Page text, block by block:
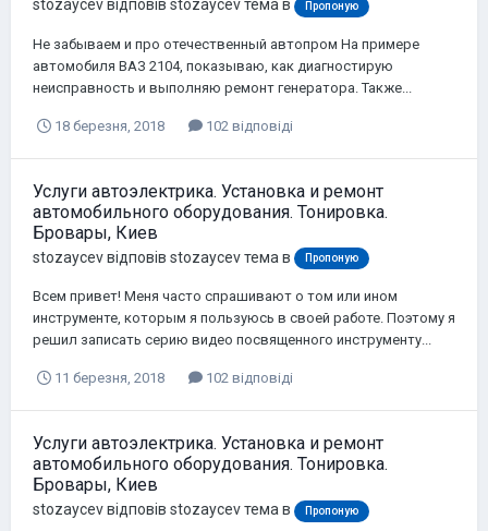
stozaycevвідповів stozaycevтема в Пропоную
Не забываем и про отечественный автопром На примере
автомобиля ВАЗ 2104, показываю, как диагностирую
неисправность и выполняю ремонт генератора. Также...
18 березня, 2018 102 відповіді
Услуги автоэлектрика. Установка и ремонт
автомобильного оборудования. Тонировка.
Бровары, Киев
stozaycevвідповів stozaycevтема в Пропоную
Всем привет! Меня часто спрашивают о том или ином
инструменте, которым я пользуюсь в своей работе. Поэтому я
решил записать серию видео посвященного инструменту...
11 березня, 2018 102 відповіді
Услуги автоэлектрика. Установка и ремонт
автомобильного оборудования. Тонировка.
Бровары, Киев
stozaycevвідповів stozaycevтема в Пропоную